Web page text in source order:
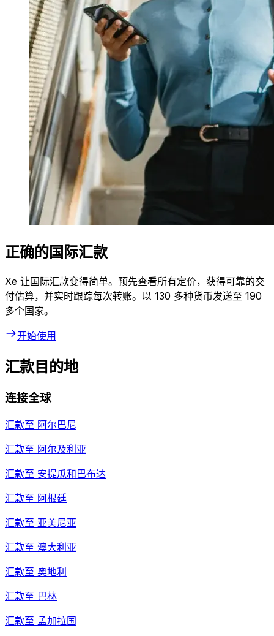
正确的国际汇款
Xe 让国际汇款变得简单。预先查看所有定价，获得可靠的交
付估算，并实时跟踪每次转账。以 130 多种货币发送至 190
多个国家。
开始使用
汇款目的地
连接全球
汇款至 阿尔巴尼
汇款至 阿尔及利亚
汇款至 安提瓜和巴布达
汇款至 阿根廷
汇款至 亚美尼亚
汇款至 澳大利亚
汇款至 奥地利
汇款至 巴林
汇款至 孟加拉国